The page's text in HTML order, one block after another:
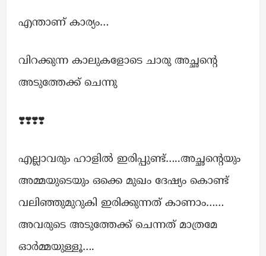
എന്താണ് കാര്യം…
വിറക്കുന്ന കാലുകളോടെ ചാരു അച്ഛന്റെ
അടുത്തേക്ക് ചെന്നു
❣️❣️❣️❣️
എല്ലാവരും ഹാളിൽ ഇരിപ്പുണ്ട്…..അച്ഛന്റെയും
അമ്മയുടെയും ഒക്കെ മുഖം ദേഷ്യം കൊണ്ട്
വലിഞ്ഞുമുറുകി ഇരിക്കുന്നത് കാണാം……
അവരുടെ അടുത്തേക്ക് ചെന്നത് മാത്രമേ
ഓർമ്മയുള്ളൂ….